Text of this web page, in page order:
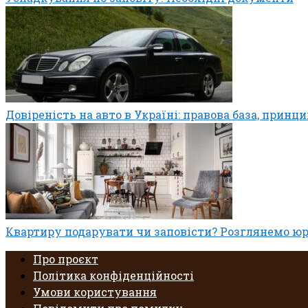
Довіреність на авто в Україні: правова база,
Квартиру подарувати чи заповісти? Розглянемо
Про проєкт
Політика конфіденційності
Умови користування